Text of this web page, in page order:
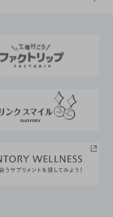
ィ経営